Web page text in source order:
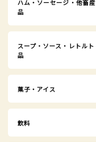
ハム・ソーセージ・他畜産
品
スープ・ソース・レトルト
品
菓子・アイス
飲料